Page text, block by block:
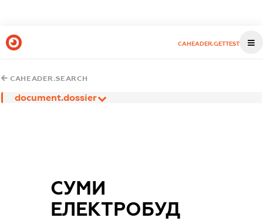
CAHEADER.GETTEST
CAHEADER.SEARCH
document.dossier
СУМИ
ЕЛЕКТРОБУД